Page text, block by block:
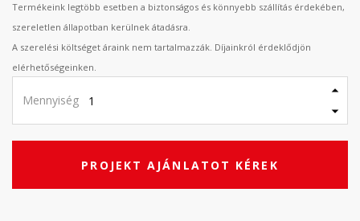
Termékeink legtöbb esetben a biztonságos és könnyebb szállítás érdekében,
szereletlen állapotban kerülnek átadásra.
A szerelési költséget áraink nem tartalmazzák. Díjainkról érdeklődjön
elérhetőségeinken.
Mennyiség
PROJEKT AJÁNLATOT KÉREK